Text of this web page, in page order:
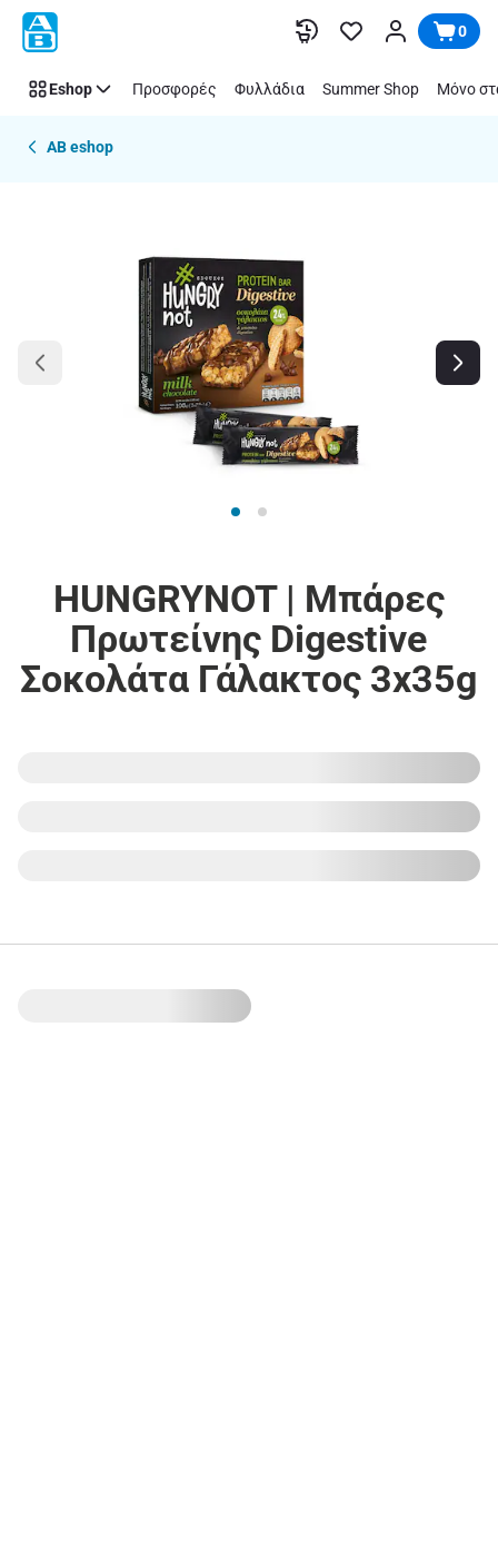
Παράλειψη 0
Eshop Προσφορές Φυλλάδια Summer Shop Μόνο
AB eshop
HUNGRYNOT | Μπάρες
Πρωτείνης Digestive
Σοκολάτα Γάλακτος 3x35g